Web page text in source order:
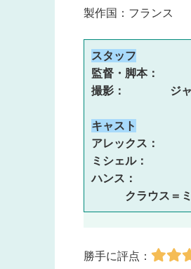
製作国：フランス
スタッフ
監督・脚
撮影：　　　　ジ
キャスト
アレック
ミシェル：
ハンス：
クラウス＝ミ
勝手に評点：